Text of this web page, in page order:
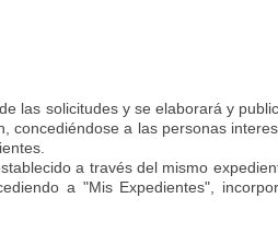
las solicitudes y se elaborará y
concediéndose a las personas
a través del mismo
a "Mis Expedientes",